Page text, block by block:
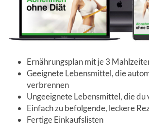
Ernährungsplan mit je 3
Geeignete Lebensmittel, die
verbrennen
Ungeeignete Lebensmittel, die du
Einfach zu befolgende, leckere
Fertige Einkaufslisten